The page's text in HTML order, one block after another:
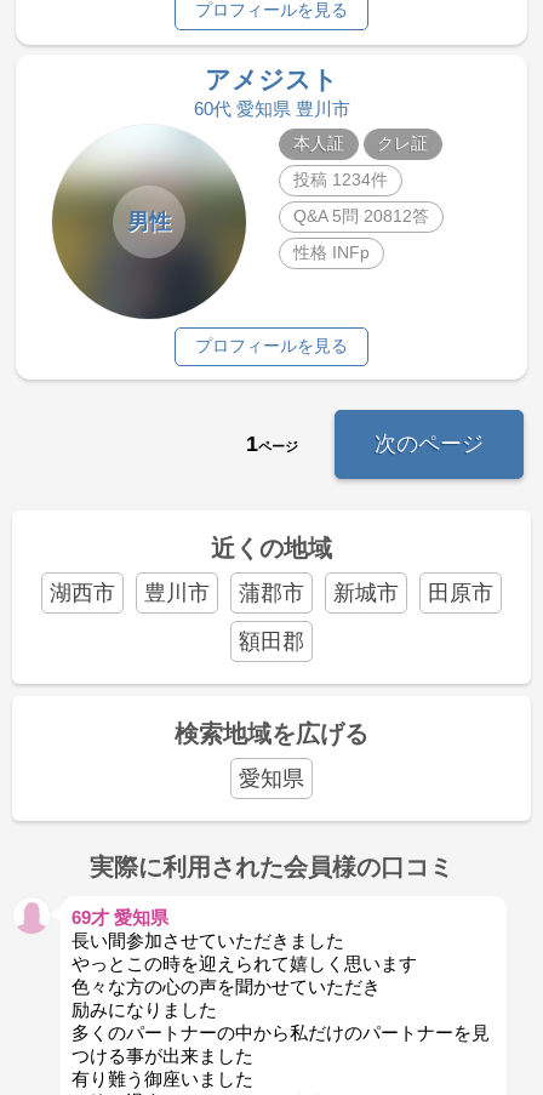
プロフィールを見る
アメジスト
60代 愛知県 豊川市
男性
本人証
クレ証
投稿 1234件
Q&A 5問 20812答
性格 INFp
プロフィールを見る
1ページ 次のページ
近くの地域
湖西市 豊川市 蒲郡市 新城市
田原市
額田郡
検索地域を広げる
愛知県
実際に利用された会員様の口コミ
69才 愛知県
長い間参加させていただきました
やっとこの時を迎えられて嬉しく思います
色々な方の心の声を聞かせていただき
励みになりました
多くのパートナーの中から私だけのパートナーを見
つける事が出来ました
有り難う御座いました